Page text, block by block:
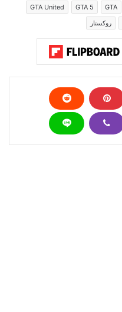
GTA
GTA 5
GTA United
روكستار